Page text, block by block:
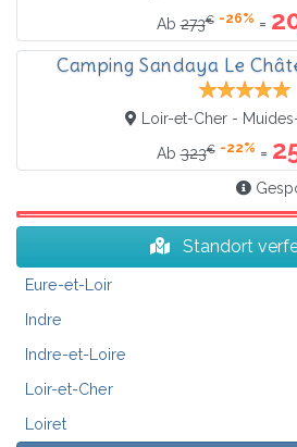
Ab273€ -26% =
Camping Sandaya Le
Loir-et-Cher -
Ab323€ -22% =
Standort
Eure-et-Loir
Indre
Indre-et-Loire
Loir-et-Cher
Loiret